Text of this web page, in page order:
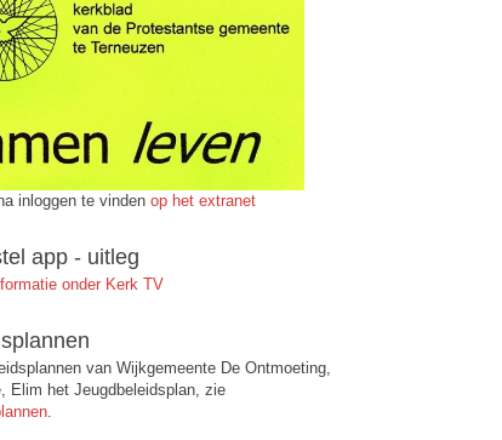
inloggen te vindenop het extranet
app - uitleg
onder Kerk TV
van Wijkgemeente De Ontmoeting,
Elim het Jeugdbeleidsplan, zie
.